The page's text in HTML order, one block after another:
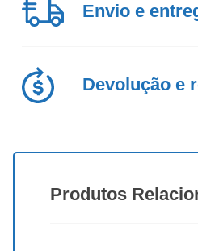
Envio e
Devolução e
Produtos